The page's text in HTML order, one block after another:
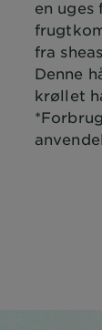
en uges
fra
Denne
krøllet